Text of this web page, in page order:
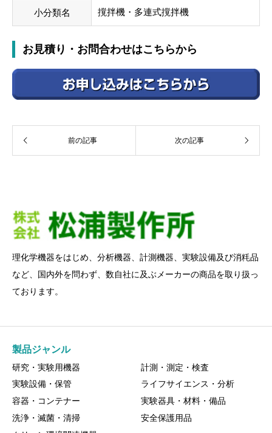
小分類名 撹拌機・多連式撹拌機
お見積り・お問合わせはこちらから
前の記事 次の記事
理化学機器をはじめ、分析機器、計測機器、実験設備及び消粍品
など、国内外を問わず、数自社に及ぶメーカーの商品を取り扱っ
ております。
製品ジャンル
研究・実験用機器
計測・測定・検査
実験設備・保管
ライフサイエンス・分析
容器・コンテナー
実験器具・材料・備品
洗浄・滅菌・清掃
安全保護用品